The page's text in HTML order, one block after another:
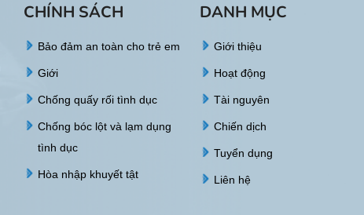
CHÍNH SÁCH
Bảo đảm an toàn cho trẻ em
Giới
Chống quấy rối tình dục
Chống bóc lột và lạm dụng
tình dục
Hòa nhập khuyết tật
DANH MỤC
Giới thiệu
Hoạt động
Tài nguyên
Chiến dịch
Tuyển dụng
Liên hệ